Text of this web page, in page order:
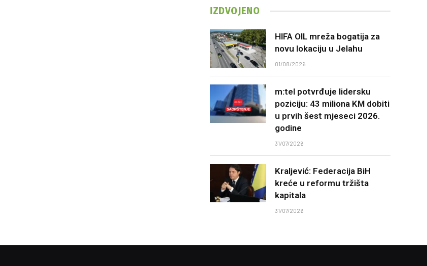
IZDVOJENO
HIFA OIL mreža bogatija za
novu lokaciju u Jelahu
01/08/2026
m:tel potvrđuje lidersku
poziciju: 43 miliona KM dobiti
u prvih šest mjeseci 2026.
godine
31/07/2026
Kraljević: Federacija BiH
kreće u reformu tržišta
kapitala
31/07/2026